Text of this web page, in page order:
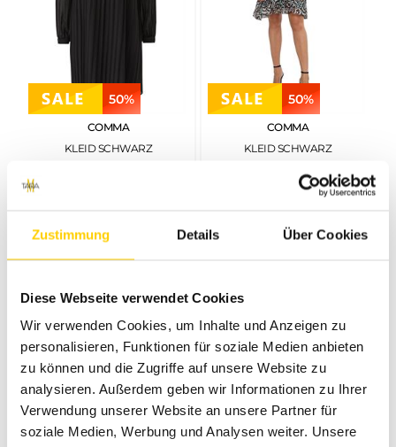
Zustimmung Details Über Cookies
Diese Webseite verwendet Cookies
Wir verwenden Cookies, um Inhalte und Anzeigen zu
personalisieren, Funktionen für soziale Medien anbieten
zu können und die Zugriffe auf unsere Website zu
analysieren. Außerdem geben wir Informationen zu Ihrer
Verwendung unserer Website an unsere Partner für
soziale Medien, Werbung und Analysen weiter. Unsere
50%
COMMA
KLEID SCHWARZ
50%
COMMA
KLEID SCHWARZ
€59 99
50%
COMMA
50%
COMMA